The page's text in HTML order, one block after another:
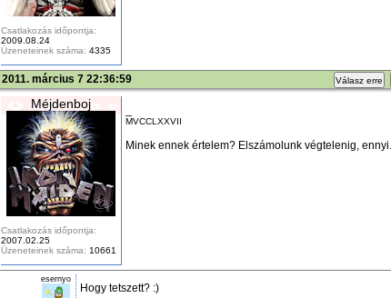
Csatlakozás időpontja:
2009.08.24
Üzeneteinek száma: 4335
2011. március 7 22:36:59 Válasz erre
Méjdenboj
Csatlakozás időpontja:
2007.02.25
Üzeneteinek száma: 10661
MVCCLXXVII
Minek ennek értelem? Elszámolunk végtelenig, ennyi.
esernyo
Hogy tetszett? :)